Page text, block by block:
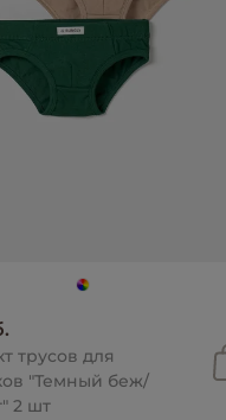
трусов для
"Темный беж/
2 шт